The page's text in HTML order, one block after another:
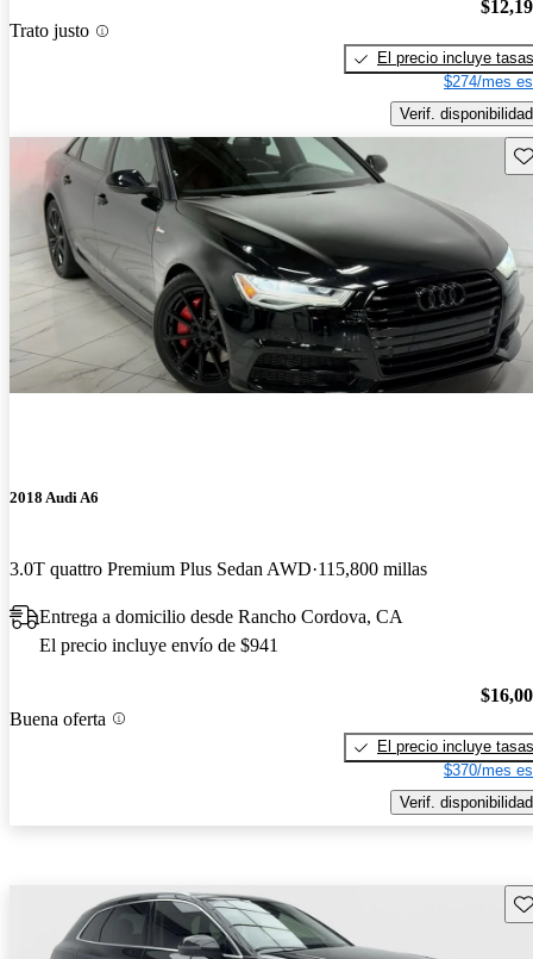
Trato justo
El precio incluye tasas
$274/mes
Verif. disponibilidad
2018 Audi A6
3.0T quattro Premium Plus Sedan AWD 115,800 millas
Entrega a domicilio desde Rancho Cordova, CA
El precio incluye envío de $941
Buena oferta
El precio incluye tasas
$370/mes
Verif. disponibilidad